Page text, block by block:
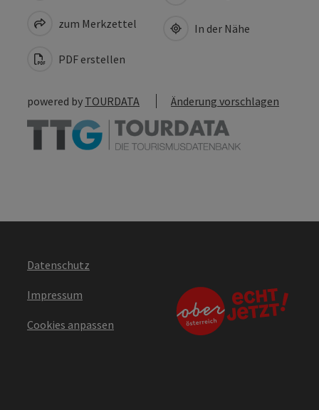
zum Merkzettel
PDF erstellen
In der Nähe
powered by TOURDATA Änderung vorschlagen
Datenschutz
Impressum
Cookies anpassen